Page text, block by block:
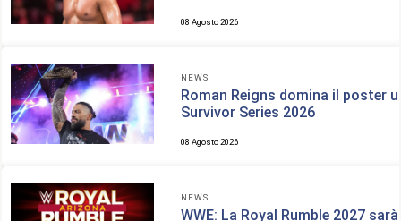
08 Agosto 2026
NEWS
Roman Reigns domina il poster
Survivor Series 2026
08 Agosto 2026
NEWS
WWE: La Royal Rumble 2027